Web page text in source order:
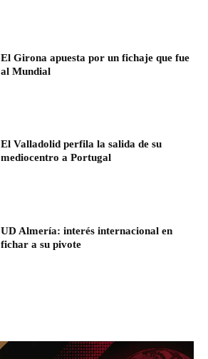
El Girona apuesta por un fichaje que fue
al Mundial
El Valladolid perfila la salida de su
mediocentro a Portugal
UD Almería: interés internacional en
fichar a su pivote